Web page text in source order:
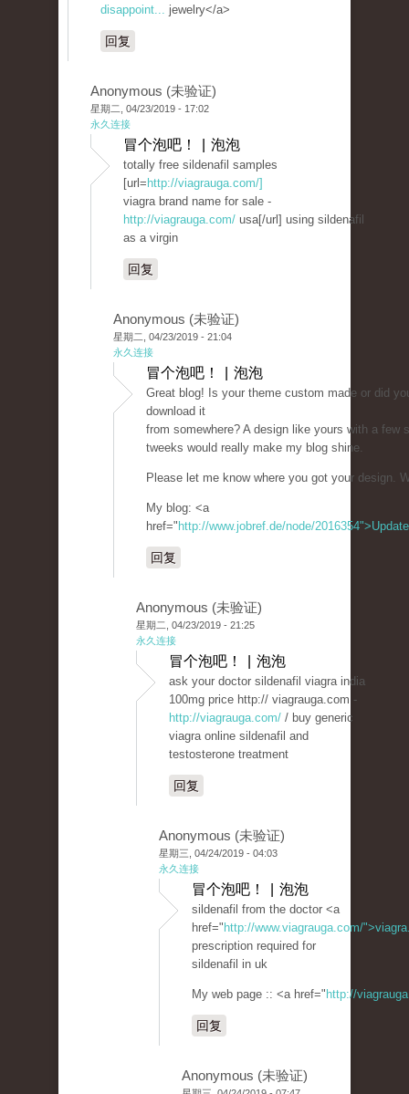
disappoint... jewelry</a>
回复
Anonymous (未验证)
星期二, 04/23/2019 - 17:02
永久连接
冒个泡吧！ | 泡泡
totally free sildenafil samples
[url= http://viagrauga.com/]
viagra brand name for sale -
http://viagrauga.com/ usa[/url] using sildenafil
as a virgin
回复
Anonymous (未验证)
星期二, 04/23/2019 - 21:04
永久连接
冒个泡吧！ | 泡泡
Great blog! Is your theme custom made or did
download it
from somewhere? A design like yours with a few
tweeks would really make my blog shine.
Please let me know where you got your design.
My blog: <a
href=" http://www.jobref.de/node/2016354">Update
回复
Anonymous (未验证)
星期二, 04/23/2019 - 21:25
永久连接
冒个泡吧！ | 泡泡
ask your doctor sildenafil viagra india
100mg price http:// viagrauga.com -
http://viagrauga.com/ / buy generic
viagra online sildenafil and
testosterone treatment
回复
Anonymous (未验证)
星期三, 04/24/2019 - 04:03
永久连接
冒个泡吧！ | 泡泡
sildenafil from the doctor <a
href=" http://www.viagrauga.com/
prescription required for
sildenafil in uk
My web page :: <a href=" http://
回复
Anonymous (未验证)